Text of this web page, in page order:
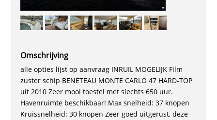
Omschrijving
alle opties lijst op aanvraag INRUIL MOGELIJK Film
zuster schip BENETEAU MONTE CARLO 47 HARD-TOP
uit 2010 Zeer mooi toestel met slechts 650 uur.
Havenruimte beschikbaar! Max snelheid: 37 knopen
Kruissnelheid: 30 knopen Zeer goed uitgerust, deze